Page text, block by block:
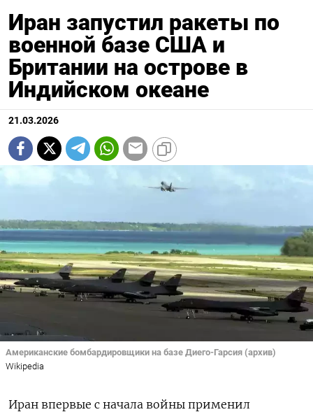
Иран запустил ракеты по
военной базе США и
Британии на острове в
Индийском океане
21.03.2026
Американские бомбардировщики на базе Диего-Гарсия (архив)
Wikipedia
Иран впервые с начала войны применил